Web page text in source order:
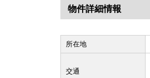
物件詳細情報
所在地
交通